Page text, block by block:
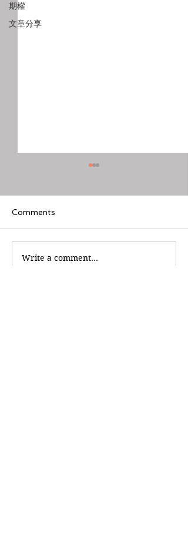
期權
文章分享
新債王岡拉克市況分析 –
Comments
Write a comment...